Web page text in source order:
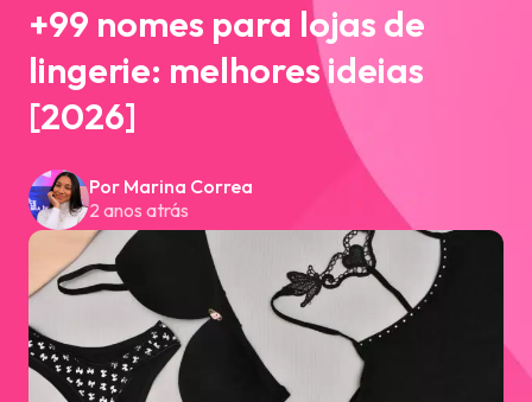
+99 nomes para lojas de
lingerie: melhores ideias
[2026]
Por Marina Correa
2 anos atrás